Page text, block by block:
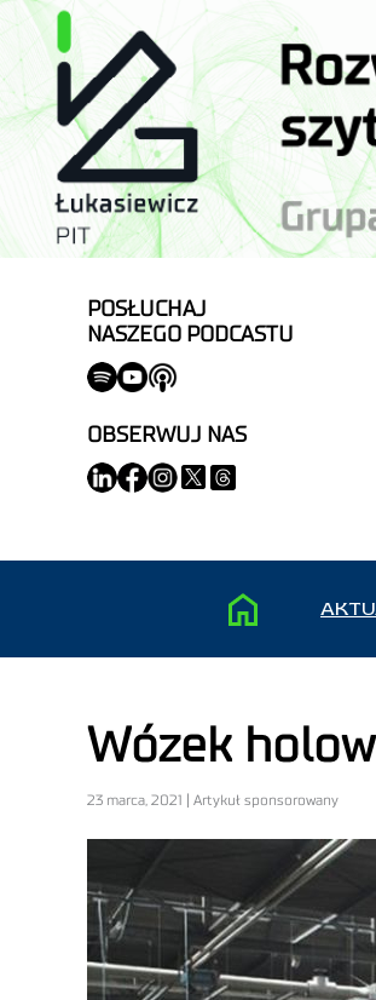
POSŁUCHAJ
NASZEGO PODCASTU
OBSERWUJ NAS
Wózek
23 marca, 2021 | Artykuł sponsorowany